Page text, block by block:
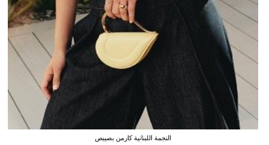
النجمة اللبنانية كارمن بصيبص